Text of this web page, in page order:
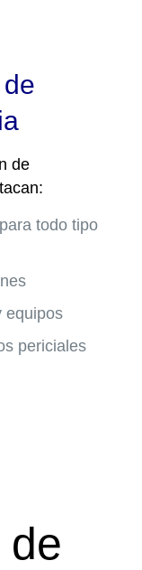
de
todo tipo
equipos
periciales